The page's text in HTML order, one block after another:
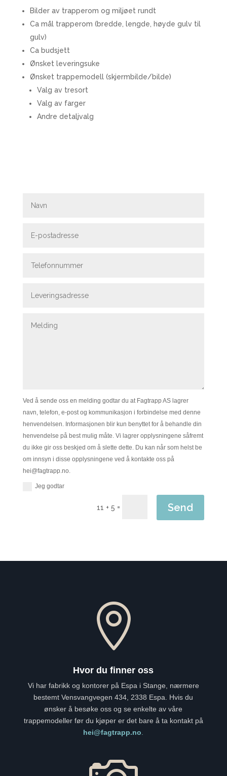
Bilder av trapperom og miljøet rundt
Ca mål trapperom (bredde, lengde, høyde gulv til
gulv)
Ca budsjett
Ønsket leveringsuke
Ønsket trappemodell (skjermbilde/bilde)
Valg av tresort
Valg av farger
Andre detaljvalg
Ved å sende oss en melding godtar du at Fagtrapp AS lagrer
navn, telefon, e-post og kommunikasjon i forbindelse med denne
henvendelsen. Informasjonen blir kun benyttet for å behandle din
henvendelse på best mulig måte. Vi lagrer opplysningene såfremt
du ikke gir oss beskjed om å slette dette. Du kan når som helst be
om innsyn i disse opplysningene ved å kontakte oss på
hei@fagtrapp.no.
Jeg godtar
11 + 5 = Send

Hvor du finner oss
Vi har fabrikk og kontorer på Espa i Stange, nærmere
bestemt Vensvangvegen 434, 2338 Espa. Hvis du
ønsker å besøke oss og se enkelte av våre
trappemodeller før du kjøper er det bare å ta kontakt på
hei@fagtrapp.no